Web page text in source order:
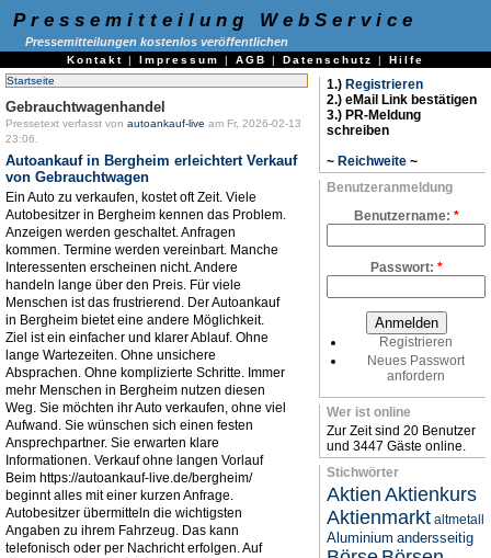
Pressemitteilung WebService
Pressemitteilungen kostenlos veröffentlichen
Kontakt | Impressum | AGB | Datenschutz | Hilfe
Startseite
Gebrauchtwagenhandel
Pressetext verfasst von autoankauf-live am Fr, 2026-02-13
23:06.
Autoankauf in Bergheim erleichtert Verkauf
von Gebrauchtwagen
Ein Auto zu verkaufen, kostet oft Zeit. Viele
Autobesitzer in Bergheim kennen das Problem.
Anzeigen werden geschaltet. Anfragen
kommen. Termine werden vereinbart. Manche
Interessenten erscheinen nicht. Andere
handeln lange über den Preis. Für viele
Menschen ist das frustrierend. Der Autoankauf
in Bergheim bietet eine andere Möglichkeit.
Ziel ist ein einfacher und klarer Ablauf. Ohne
lange Wartezeiten. Ohne unsichere
Absprachen. Ohne komplizierte Schritte. Immer
mehr Menschen in Bergheim nutzen diesen
Weg. Sie möchten ihr Auto verkaufen, ohne viel
Aufwand. Sie wünschen sich einen festen
Ansprechpartner. Sie erwarten klare
Informationen. Verkauf ohne langen Vorlauf
Beim https://autoankauf-live.de/bergheim/
beginnt alles mit einer kurzen Anfrage.
Autobesitzer übermitteln die wichtigsten
Angaben zu ihrem Fahrzeug. Das kann
telefonisch oder per Nachricht erfolgen. Auf
1.) Registrieren
2.) eMail Link bestätigen
3.) PR-Meldung
schreiben
~ Reichweite ~
Benutzeranmeldung
Benutzername: *
Passwort: *
Registrieren
Neues Passwort
anfordern
Wer ist online
Zur Zeit sind 20 Benutzer
und 3447 Gäste online.
Stichwörter
Aktien Aktienkurs
Aktienmarkt altmetall
Aluminium andersseitig